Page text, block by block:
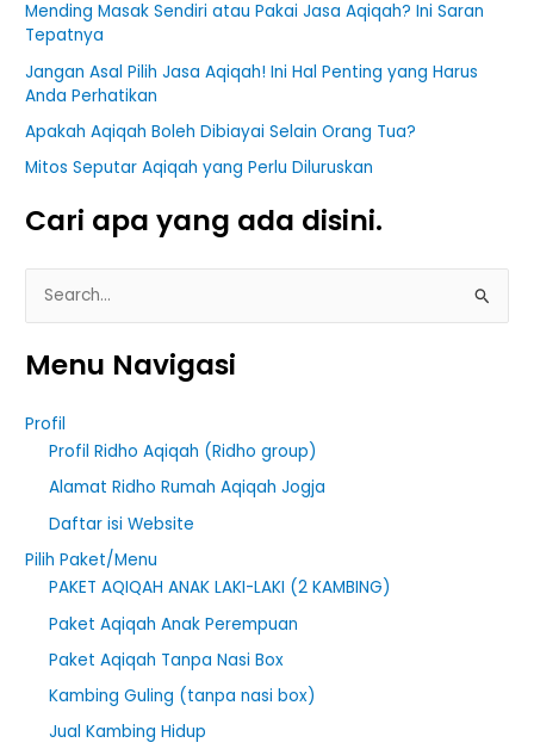
Mending Masak Sendiri atau Pakai Jasa Aqiqah? Ini Saran
Tepatnya
Jangan Asal Pilih Jasa Aqiqah! Ini Hal Penting yang Harus
Anda Perhatikan
Apakah Aqiqah Boleh Dibiayai Selain Orang Tua?
Mitos Seputar Aqiqah yang Perlu Diluruskan
Cari apa yang ada disini.
a
c
r
Menu Navigasi
Profil
Profil Ridho Aqiqah (Ridho group)
Alamat Ridho Rumah Aqiqah Jogja
Daftar isi Website
Pilih Paket/Menu
PAKET AQIQAH ANAK LAKI-LAKI (2 KAMBING)
Paket Aqiqah Anak Perempuan
Paket Aqiqah Tanpa Nasi Box
Kambing Guling (tanpa nasi box)
Jual Kambing Hidup